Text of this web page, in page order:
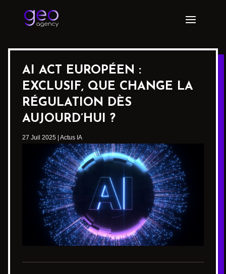
AI ACT EUROPÉEN :
EXCLUSIF, QUE CHANGE LA
RÉGULATION DÈS
AUJOURD’HUI ?
27 Juil 2025 Actus IA